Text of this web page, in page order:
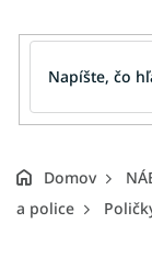
Domov
a police